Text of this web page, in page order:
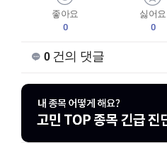
좋아요
0
싫어요
0
0건의 댓글